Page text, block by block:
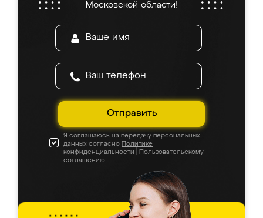
Московской области!
Отправить
Я соглашаюсь на передачу персональных
данных согласно Политике
конфиденциальности
Пользовательскому
соглашению